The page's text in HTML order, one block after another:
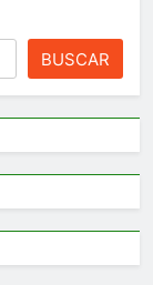
BUSCAR